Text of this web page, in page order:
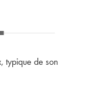
typique de son